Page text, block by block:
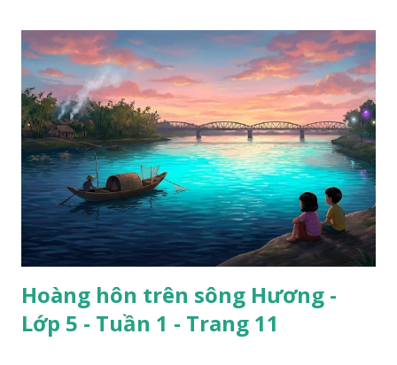
Hoàng hôn trên sông Hương -
Lớp 5 - Tuần 1 - Trang 11